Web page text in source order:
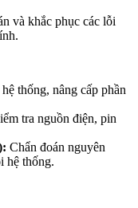
và khắc phục các lỗi
thống, nâng cấp phần
tra nguồn điện, pin
Chẩn đoán nguyên
hệ thống.